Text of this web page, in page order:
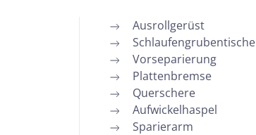
Ausrollgerüst
Schlaufengrubentische
Vorseparierung
Plattenbremse
Querschere
Aufwickelhaspel
Sparierarm